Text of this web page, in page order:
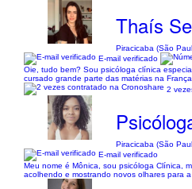
Thaís
Piracicaba (São
E-mail verificado
Oie, tudo bem? Sou psicóloga clínica
cursado grande parte das matérias na
2
Piracicaba (São
E-mail verificado
Meu nome é Mônica, sou psicóloga Clínica,
acolhendo e mostrando novos olhares para